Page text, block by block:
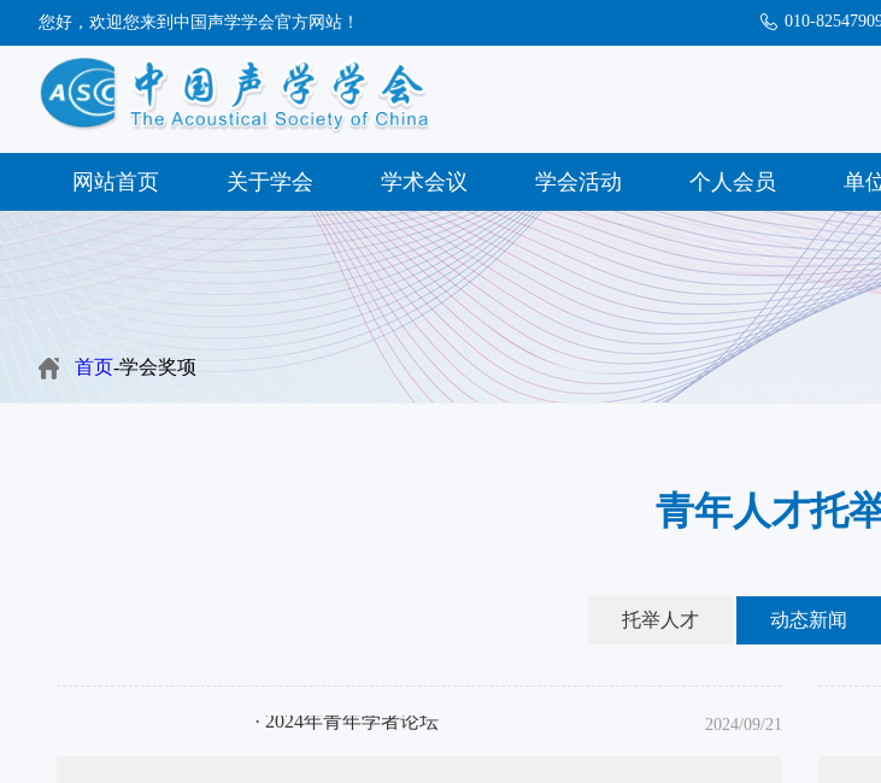
您好，欢迎您来到中国声学学会官方网站！ 010-
网站首页 关于学会 学术会议 学会活动 个人会员 单
首页-学会奖项
青年人才托
托举人才 动态新闻
· 2024年青年学者论坛 2024/09/21